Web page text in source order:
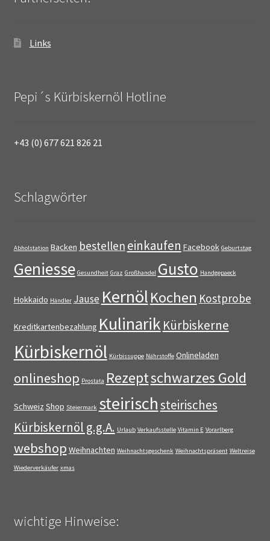
Links
Pepi´s Kürbiskernöl Hotline
+43 (0) 677 621 826 21
Schlagwörter
Abholstation Backen bestellen einkaufen Facebook Geburtstag
Geniesse Gesundheit Graz Großhandel Gusto Handgepaeck
Hokkaido Händler Jause KernölKochen Kostprobe
Kreditkartenbezahlung Kulinarik Kürbiskerne
Kürbiskernöl Kürbissuppe Nährstoffe Onlineladen
onlineshop Prostata Rezeptschwarzes Gold
Schweiz Shop Steiermark steirischsteirisches
Kürbiskernöl g.g.A. Urlaub Verkaufsstelle Vitamin E Vorarlberg
webshop Weihnachten Weihnachtsgeschenk Weihnachtspräsent Weltreise
Wiederverkäufer xmas
wichtige Hinweise: